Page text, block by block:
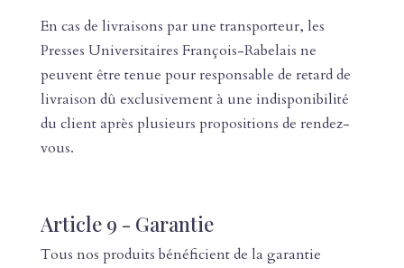
En cas de livraisons par une transporteur, les
Presses Universitaires François-Rabelais ne
peuvent être tenue pour responsable de retard de
livraison dû exclusivement à une indisponibilité
du client après plusieurs propositions de rendez-
vous.
Article 9 - Garantie
Tous nos produits bénéficient de la garantie